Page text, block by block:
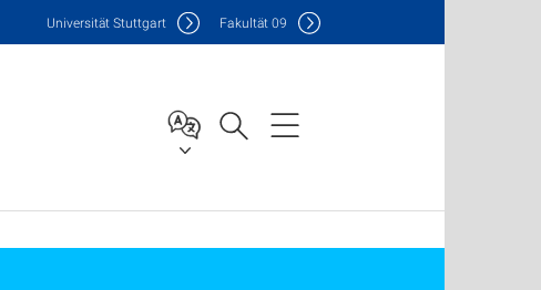
Universität Stuttgart Fakultät09